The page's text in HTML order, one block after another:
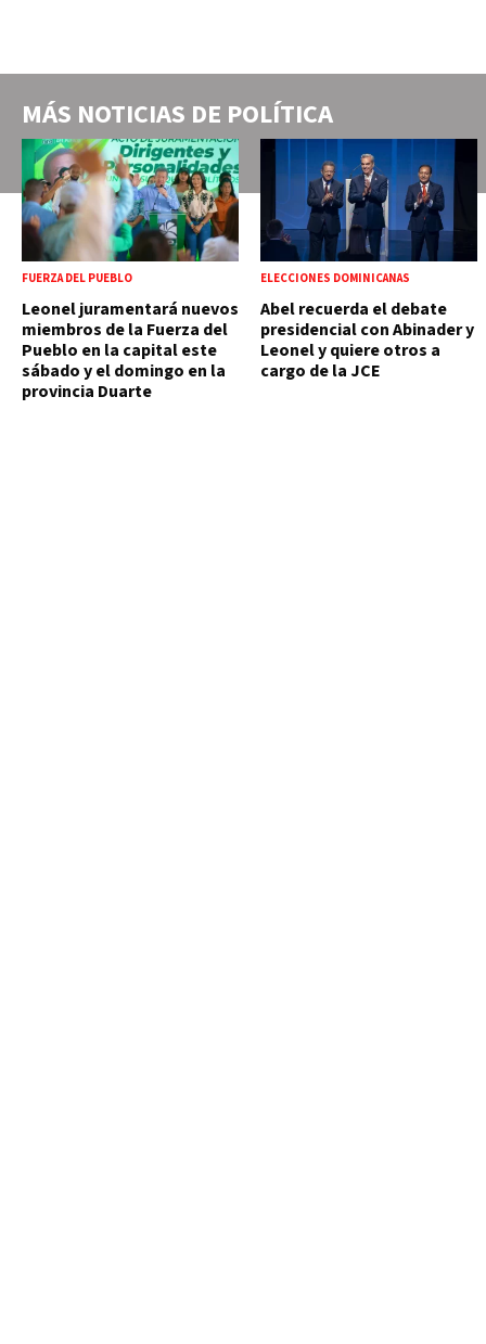
MÁS NOTICIAS DE POLÍTICA
FUERZA DEL PUEBLO
Leonel juramentará nuevos
miembros de la Fuerza del
Pueblo en la capital este
sábado y el domingo en la
provincia Duarte
ELECCIONES DOMINICANAS
Abel recuerda el debate
presidencial con Abinader y
Leonel y quiere otros a
cargo de la JCE